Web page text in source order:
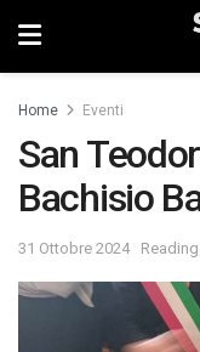
Home Eventi
San
Bachisio
31 Ottobre 2024